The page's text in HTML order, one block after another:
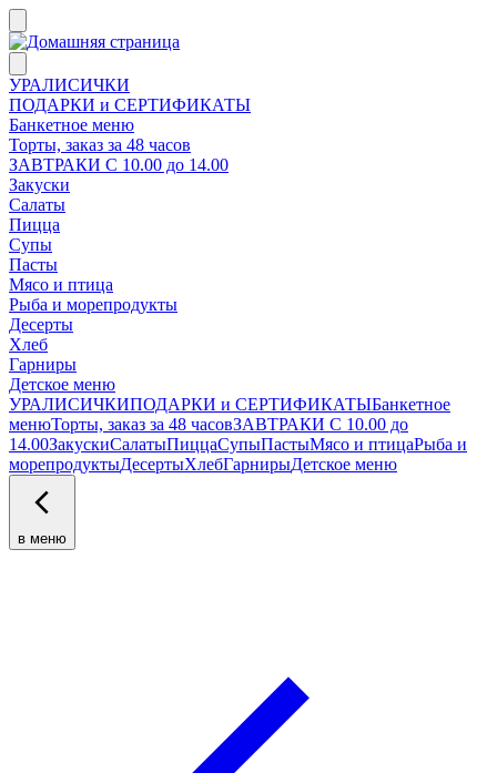
УРАЛИСИЧКИ
ПОДАРКИ и СЕРТИФИКАТЫ
Банкетное меню
Торты, заказ за 48 часов
ЗАВТРАКИ С 10.00 до 14.00
Закуски
Салаты
Пицца
Супы
Пасты
Мясо и птица
Рыба и морепродукты
Десерты
Хлеб
Гарниры
Детское меню
УРАЛИСИЧКИПОДАРКИ и СЕРТИФИКАТЫБанкетное
менюТорты, заказ за 48 часовЗАВТРАКИ С 10.00 до
14.00ЗакускиСалатыПиццаСупыПастыМясо и птицаРыба и
морепродуктыДесертыХлебГарнирыДетское меню
в меню